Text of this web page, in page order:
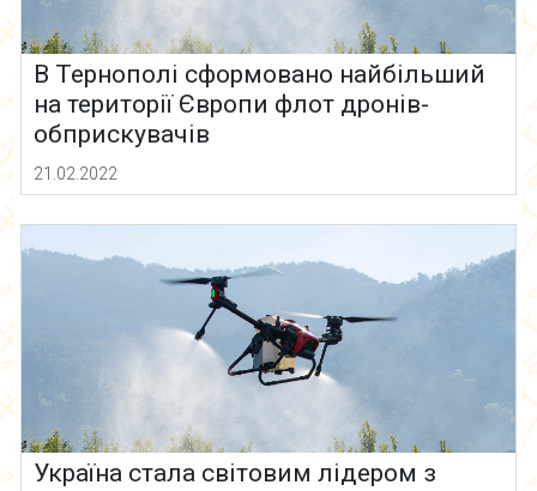
В Тернополі сформовано найбільший
на території Європи флот дронів-
обприскувачів
21.02.2022
Україна стала світовим лідером з